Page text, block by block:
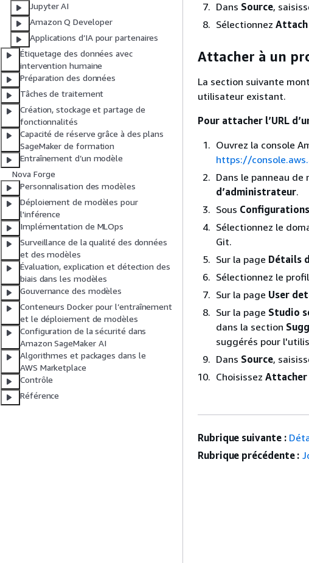
Jupyter AI
Amazon Q Developer
Applications d’IA pour partenaires
Étiquetage des données avec
intervention humaine
Préparation des données
Tâches de traitement
Création, stockage et partage de
fonctionnalités
Capacité de réserve grâce à des plans
SageMaker de formation
Entraînement d’un modèle
Nova Forge
Personnalisation des modèles
Déploiement de modèles pour
l'inférence
Implémentation de MLOps
Surveillance de la qualité des données
et des modèles
Évaluation, explication et détection des
biais dans les modèles
Gouvernance des modèles
Conteneurs Docker pour l’entraînement
et le déploiement de modèles
Configuration de la sécurité dans
Amazon SageMaker AI
Algorithmes et packages dans le
AWS Marketplace
Contrôle
Référence
Dans Source,
Sélectionnez
Attacher à un
La section suivante
utilisateur existant.
Pour attacher l’URL
Ouvrez la console
https://
Dans le panneau de
d’administrateur.
Sous
Sélectionnez le
Git.
Sur la page Détails
Sélectionnez le
Sur la page User
Sur la page Studio
dans la section
suggérés pour
Dans Source,
Choisissez Attacher
Rubrique suivante :
Rubrique précédente :